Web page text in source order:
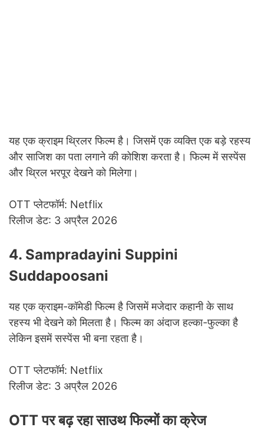
यह एक क्राइम थ्रिलर फिल्म है। जिसमें एक व्यक्ति एक बड़े रहस्य
और साजिश का पता लगाने की कोशिश करता है। फिल्म में सस्पेंस
और थ्रिल भरपूर देखने को मिलेगा।
OTT प्लेटफॉर्म: Netflix
रिलीज डेट: 3 अप्रैल 2026
4. Sampradayini Suppini
Suddapoosani
यह एक क्राइम-कॉमेडी फिल्म है जिसमें मजेदार कहानी के साथ
रहस्य भी देखने को मिलता है। फिल्म का अंदाज हल्का-फुल्का है
लेकिन इसमें सस्पेंस भी बना रहता है।
OTT प्लेटफॉर्म: Netflix
रिलीज डेट: 3 अप्रैल 2026
OTT पर बढ़ रहा साउथ फिल्मों का क्रेज